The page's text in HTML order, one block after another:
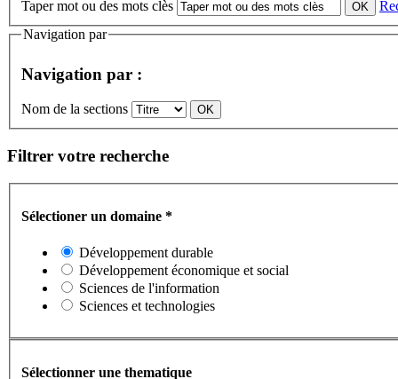
Taper mot ou des mots clès
Navigation par
Navigation par :
Nom de la sections
Filtrer votre recherche
Sélectioner un domaine *
Développement durable
Développement économique et social
Sciences de l'information
Sciences et technologies
Sélectionner une thematique